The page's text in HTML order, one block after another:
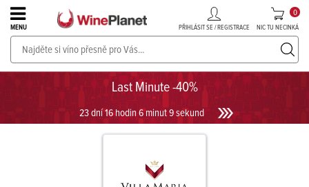
Last Minute -40%
23 dní 16 hodin 6 minut 9 sekund
MENU PŘIHLÁSIT SE / REGISTRACE NIC TU NECINKÁ
0
PROSECCO v akci až do -30%!UKÁZAT PROSECCO